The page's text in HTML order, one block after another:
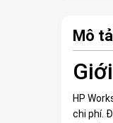
Mô
HP
chi phí.